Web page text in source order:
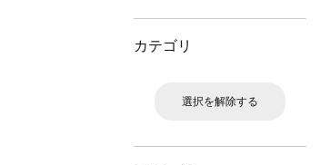
カテゴリ
選択を解除する